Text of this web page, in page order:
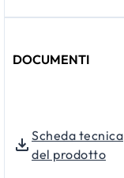
DOCUMENTI
Scheda tecnica
del prodotto